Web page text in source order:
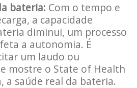
bateria: Com o tempo e
a capacidade
diminui, um processo
a autonomia. É
um laudo ou
mostre o State of Health
a saúde real da bateria.